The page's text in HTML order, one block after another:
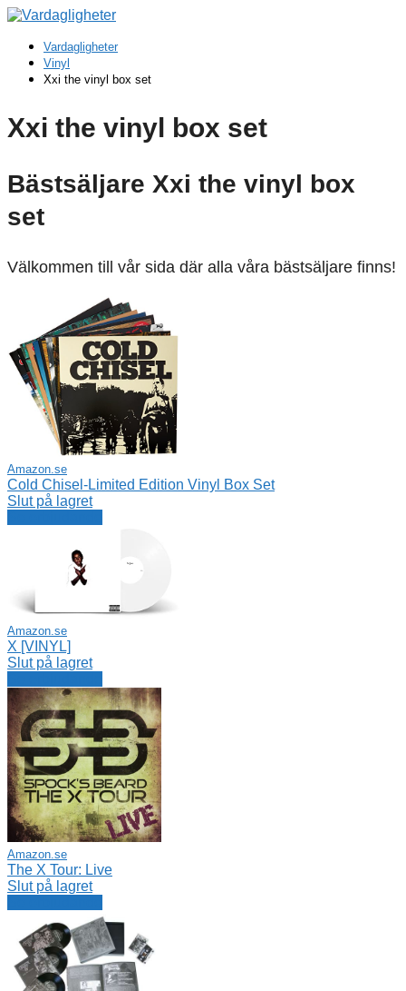
Vardagligheter
Vinyl
Xxi the vinyl box set
Xxi the vinyl box set
Bästsäljare Xxi the vinyl box
set
Välkommen till vår sida där alla våra bästsäljare finns!
Amazon.se
Cold Chisel-Limited Edition Vinyl Box Set
Slut på lagret
Amazon.se
X [VINYL]
Slut på lagret
Amazon.se
The X Tour: Live
Slut på lagret